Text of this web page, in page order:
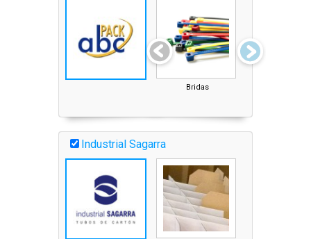
Bridas
Industrial Sagarra